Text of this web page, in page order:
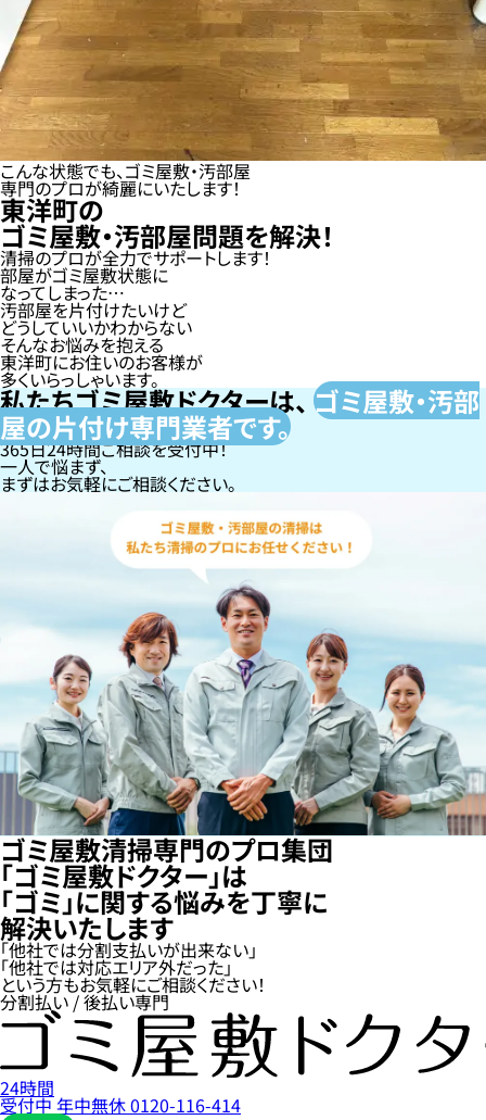
こんな状態でも、ゴミ屋敷・汚部屋
専門のプロが綺麗にいたします！
東洋町の
ゴミ屋敷・汚部屋問題を解決！
清掃のプロが全力でサポートします！
部屋がゴミ屋敷状態に
なってしまった…
汚部屋を片付けたいけど
どうしていいかわからない
そんなお悩みを抱える
東洋町にお住いのお客様が
多くいらっしゃいます。
私たちゴミ屋敷ドクターは、ゴミ屋敷・汚部
屋の片付け専門業者です。
365日24時間ご相談を受付中！
一人で悩まず、
まずはお気軽にご相談ください。
ゴミ屋敷清掃専門のプロ集団
「ゴミ屋敷ドクター」は
「ゴミ」に関する悩みを丁寧に
解決いたします
「他社では分割支払いが出来ない」
「他社では対応エリア外だった」
という方もお気軽にご相談ください！
分割払い / 後払い専門
24時間
受付中年中無休0120-116-414